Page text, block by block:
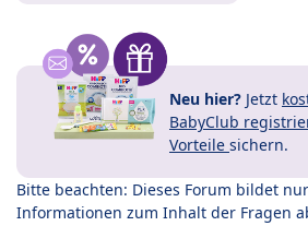
Neu hier? Jetzt
BabyClub
Vorteile sichern.
Bitte beachten: Dieses Forum bildet
Informationen zum Inhalt der Fragen